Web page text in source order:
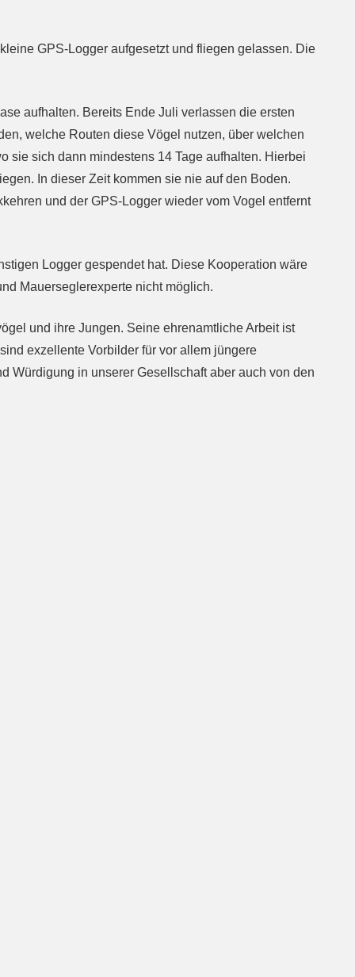
GPS-Logger aufgesetzt und fliegen gelassen. Die
aufhalten. Bereits Ende Juli verlassen die ersten
welche Routen diese Vögel nutzen, über welchen
sie sich dann mindestens 14 Tage aufhalten. Hierbei
In dieser Zeit kommen sie nie auf den Boden.
und der GPS-Logger wieder vom Vogel entfernt
Logger gespendet hat. Diese Kooperation wäre
Mauerseglerexperte nicht möglich.
und ihre Jungen. Seine ehrenamtliche Arbeit ist
exzellente Vorbilder für vor allem jüngere
Würdigung in unserer Gesellschaft aber auch von den